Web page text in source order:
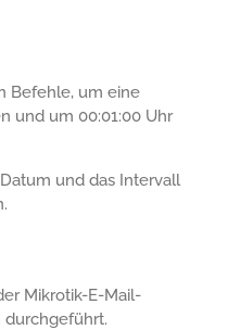
Befehle, um eine
und um 00:01:00 Uhr
und das Intervall
Mikrotik-E-Mail-
durchgeführt.